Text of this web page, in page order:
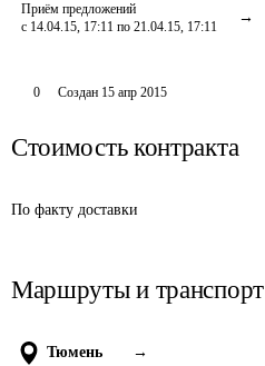
Приём предложений
с 14.04.15, 17:11 по 21.04.15, 17:11
0 Создан 15 апр 2015
Стоимость контракта
По факту доставки
Маршруты и транспорт
Тюмень →